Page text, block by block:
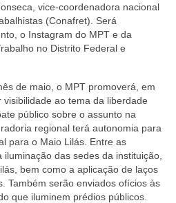
vice-coordenadora nacional
(Conafret). Será
o Instagram do MPT e da
no Distrito Federal e
de maio, o MPT promoverá, em
ao tema da liberdade
público sobre o assunto na
regional terá autonomia para
para o Maio Lilás. Entre as
das sedes da instituição,
bem como a aplicação de laços
Também serão enviados ofícios às
que iluminem prédios públicos.